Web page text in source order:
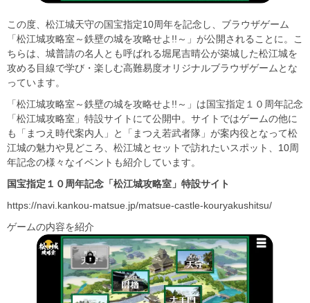
この度、松江城天守の国宝指定10周年を記念し、ブラウザゲーム
「松江城攻略室～鉄壁の城を攻略せよ!!～」が公開されることに。こ
ちらは、城普請の名人とも呼ばれる堀尾吉晴公が築城した松江城を
攻める目線で学び・楽しむ高難易度オリジナルブラウザゲームとな
っています。
「松江城攻略室～鉄壁の城を攻略せよ!!～」は国宝指定１０周年記念
「松江城攻略室」特設サイトにて公開中。サイトではゲームの他に
も「まつえ時代案内人」と「まつえ若武者隊」が案内役となって松
江城の魅力や見どころ、松江城とセットで訪れたいスポット、10周
年記念の様々なイベントも紹介しています。
国宝指定１０周年記念「松江城攻略室」特設サイト
https://navi.kankou-matsue.jp/matsue-castle-kouryakushitsu/
ゲームの内容を紹介